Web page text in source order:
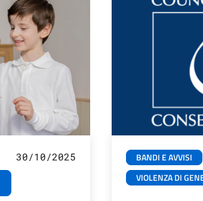
30/10/2025
BANDI E AVVISI
VIOLENZA DI